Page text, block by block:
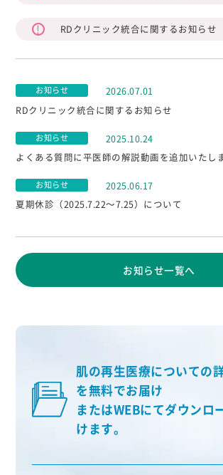
RDクリニック統合に関するお知らせ
お知らせ
2026.07.01
RDクリニック統合に関するお知らせ
お知らせ
2025.10.24
よくある質問に平医師の解説動画を追加いたし
お知らせ
2025.06.17
夏期休診（2025.7.22～7.25）について
お知らせ一覧へ
肌の再生医療についての
を無料でお届け
またはWEBにてダウンロ
けます。